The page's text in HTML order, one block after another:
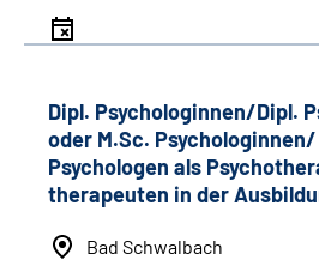
Dipl. Psychologinnen/Dipl.
oder M.Sc. Psychologinnen/
Psychologen als
therapeuten in der
Bad Schwalbach